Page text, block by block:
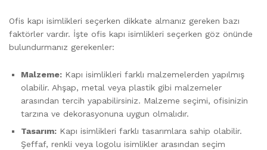
Ofis kapı isimlikleri seçerken dikkate almanız gereken bazı
faktörler vardır. İşte ofis kapı isimlikleri seçerken göz önünde
bulundurmanız gerekenler:
Malzeme: Kapı isimlikleri farklı malzemelerden yapılmış
olabilir. Ahşap, metal veya plastik gibi malzemeler
arasından tercih yapabilirsiniz. Malzeme seçimi, ofisinizin
tarzına ve dekorasyonuna uygun olmalıdır.
Tasarım: Kapı isimlikleri farklı tasarımlara sahip olabilir.
Şeffaf, renkli veya logolu isimlikler arasından seçim